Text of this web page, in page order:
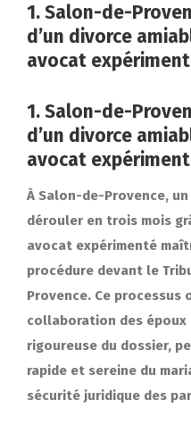
1. Salon-de-
d’un divorce
avocat
1. Salon-de-
d’un divorce
avocat
À Salon-de-Provence,
dérouler en trois mois
avocat expérimenté
procédure devant le
Provence. Ce processus
collaboration des
rigoureuse du dossier,
rapide et sereine du
sécurité juridique des